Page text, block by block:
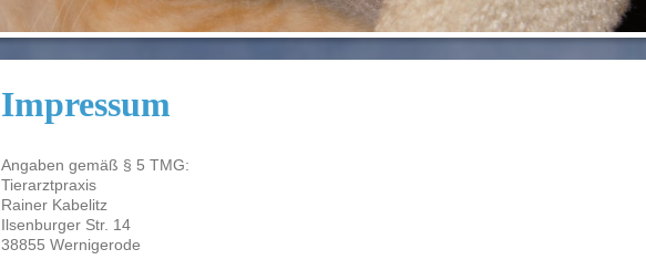
Impressum
Angaben gemäß § 5 TMG:
Tierarztpraxis
Rainer Kabelitz
Ilsenburger Str. 14
38855 Wernigerode